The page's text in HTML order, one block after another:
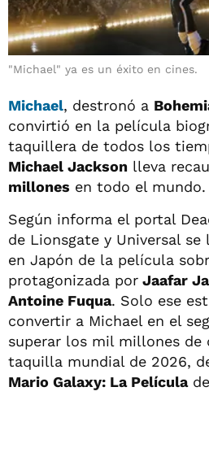
"Michael" ya es un éxito en cines.
Michael, destronó a
convirtió en la película
taquillera de todos los
Michael Jackson lleva
millones en todo el mundo.
Según informa el portal
de Lionsgate y Universal
en Japón de la película
protagonizada por Jaafar
Antoine Fuqua. Solo ese
convertir a Michael en el
superar los mil millones de
taquilla mundial de 2026,
Mario Galaxy: La Película